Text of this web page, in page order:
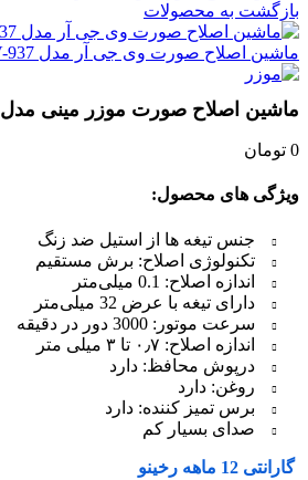
بازگشت به محصولات
ماشین اصلاح صورت وی جی آر مدل V-937
ماشین اصلاح صورت موزر مینی مدل 1411-0050
0 تومان
ویژگی های محصول:
جنس تیغه ها از استیل ضد زنگ
تکنولوژی اصلاح: برش مستقیم
اندازه اصلاح: 0.1 میلی‌متر
دارای تیغه با عرض 32 میلی‌متر
سرعت موتور: 3000 دور در دقیقه
اندازه اصلاح: ۰٫۷ تا ۳ میلی‌ متر
درپوش محافظ: دارد
روغن: دارد
برس تمیز کننده: دارد
صدای بسیار کم
گارانتی 12 ماهه رخینو